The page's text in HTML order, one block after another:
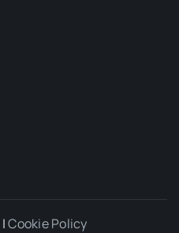
|Cookie Policy